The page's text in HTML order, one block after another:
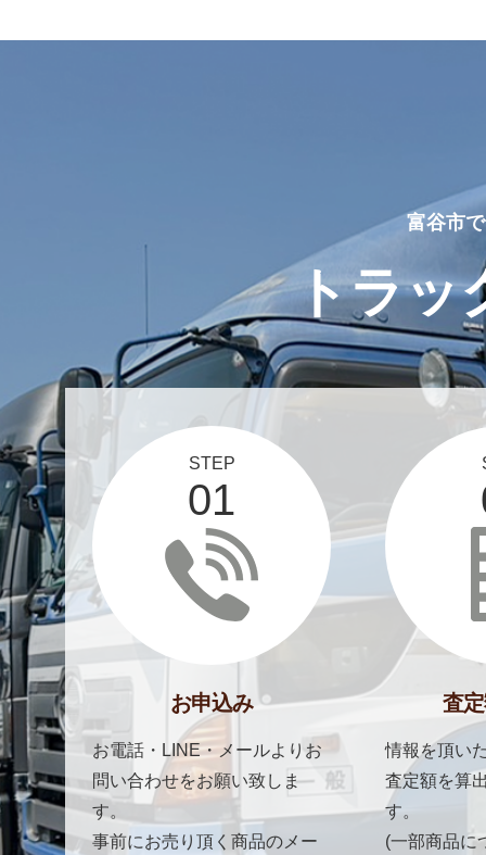
富谷市
トラッ
STEP
01
お申込み
お電話・LINE・メールよりお
問い合わせをお願い致しま
す。
事前にお売り頂く商品のメー
査
情報を頂い
査定額を算
す。
(一部商品に